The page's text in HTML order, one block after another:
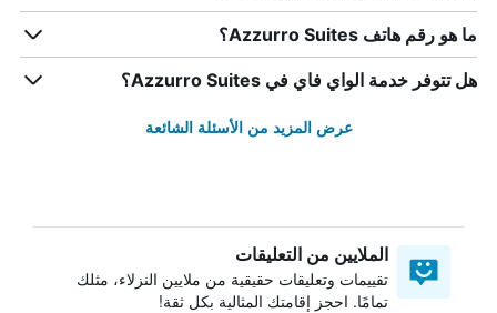
ما هو رقم هاتف Azzurro Suites؟
هل تتوفر خدمة الواي فاي في Azzurro Suites؟
عرض المزيد من الأسئلة الشائعة
الملايين من التعليقات
تقييمات وتعليقات حقيقية من ملايين النزلاء، مثلك
تمامًا. احجز إقامتك المثالية بكل ثقة!